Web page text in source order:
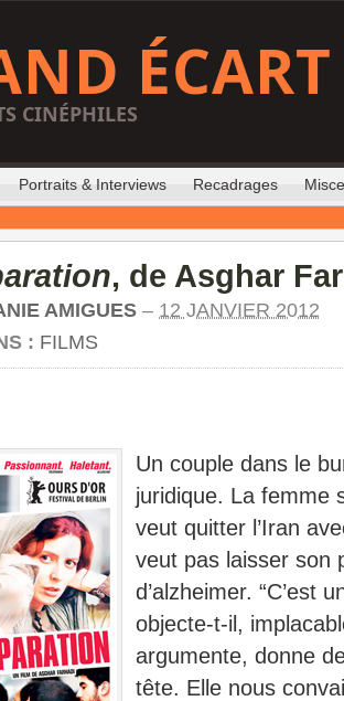
ÉCART
CINÉPHILES
Portraits & Interviews Recadrages
, de Asghar
AMIGUES – 12 JANVIER 2012
: FILMS
Un couple dans le
juridique. La femme
veut quitter l’Iran
veut pas laisser son
d’alzheimer. “C’est
objecte-t-il,
argumente, donne
tête. Elle nous